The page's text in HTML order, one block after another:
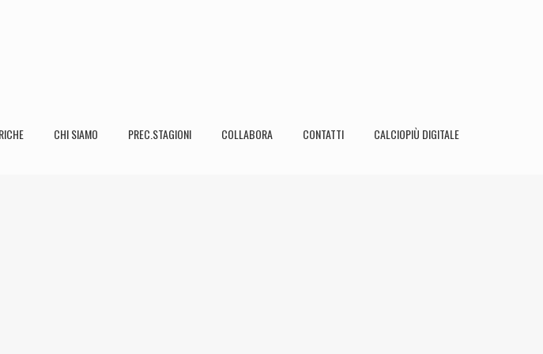
CHI SIAMO PREC.STAGIONI COLLABORA CONTATTI CALCIOPIÙ DIGITALE